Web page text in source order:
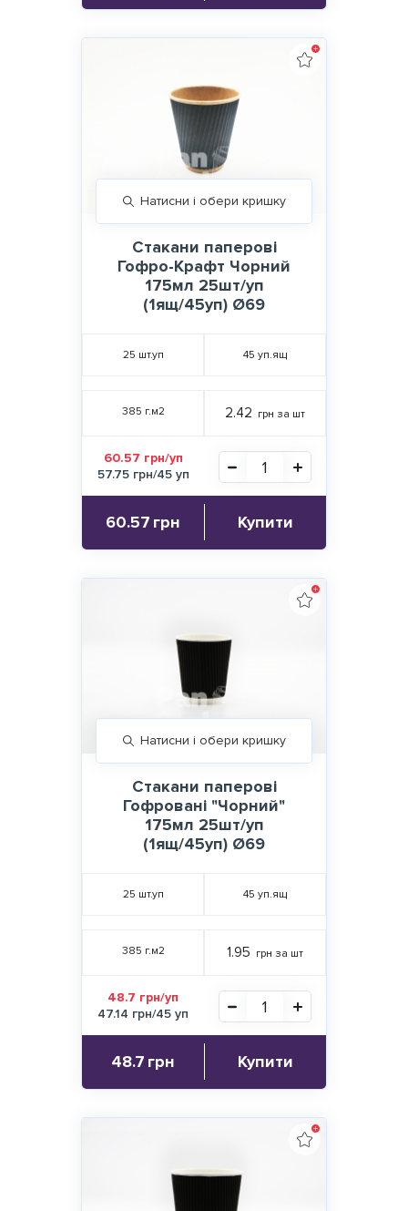
Натисни і обери кришку
Стакани паперові
Гофро-Крафт Чорний
175мл 25шт/уп
(1ящ/45уп) Ø69
25 шт.уп 45 уп.ящ
385 г.м2 2.42 грн за шт
60.57 грн/уп
57.75 грн/45 уп
60.57 грн Купити
Натисни і обери кришку
Стакани паперові
Гофровані "Чорний"
175мл 25шт/уп
(1ящ/45уп) Ø69
25 шт.уп 45 уп.ящ
385 г.м2 1.95 грн за шт
48.7 грн/уп
47.14 грн/45 уп
48.7 грн Купити